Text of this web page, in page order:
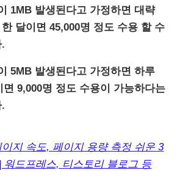
1MB 발생된다고 가정하면 대략
달이면 45,000명 정도 수용 할 수
5MB 발생된다고 가정하면 하루
면 9,000명 정도 수용이 가능하다는
이지 속도, 페이지 용량 측정 쉬운 3
워드프레스, 티스토리 블로그 등